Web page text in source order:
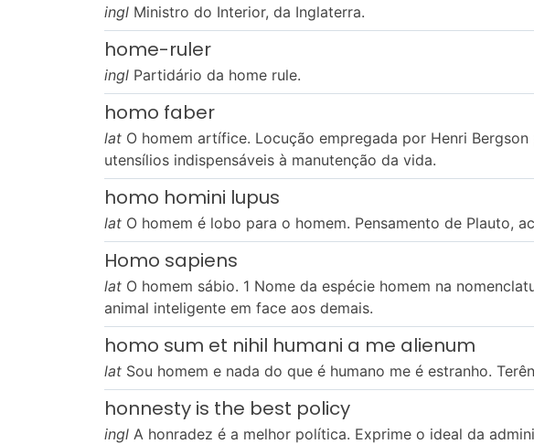
ingl Ministro do Interior, da Inglaterra.
home-ruler
ingl Partidário da home rule.
homo faber
lat O homem artífice. Locução empregada por Henri
utensílios indispensáveis à manutenção da vida.
homo homini lupus
lat O homem é lobo para o homem. Pensamento de Plauto,
Homo sapiens
lat O homem sábio. 1 Nome da espécie homem na
animal inteligente em face aos demais.
homo sum et nihil humani a me alienum
lat Sou homem e nada do que é humano me é estranho.
honnesty is the best policy
ingl A honradez é a melhor política. Exprime o ideal da